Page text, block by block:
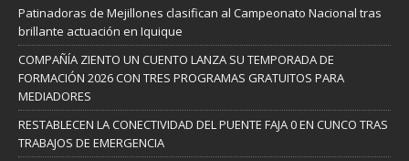
Patinadoras de Mejillones clasifican al Campeonato Nacional tras
brillante actuación en Iquique
COMPAÑÍA ZIENTO UN CUENTO LANZA SU TEMPORADA DE
FORMACIÓN 2026 CON TRES PROGRAMAS GRATUITOS PARA
MEDIADORES
RESTABLECEN LA CONECTIVIDAD DEL PUENTE FAJA 0 EN CUNCO TRAS
TRABAJOS DE EMERGENCIA